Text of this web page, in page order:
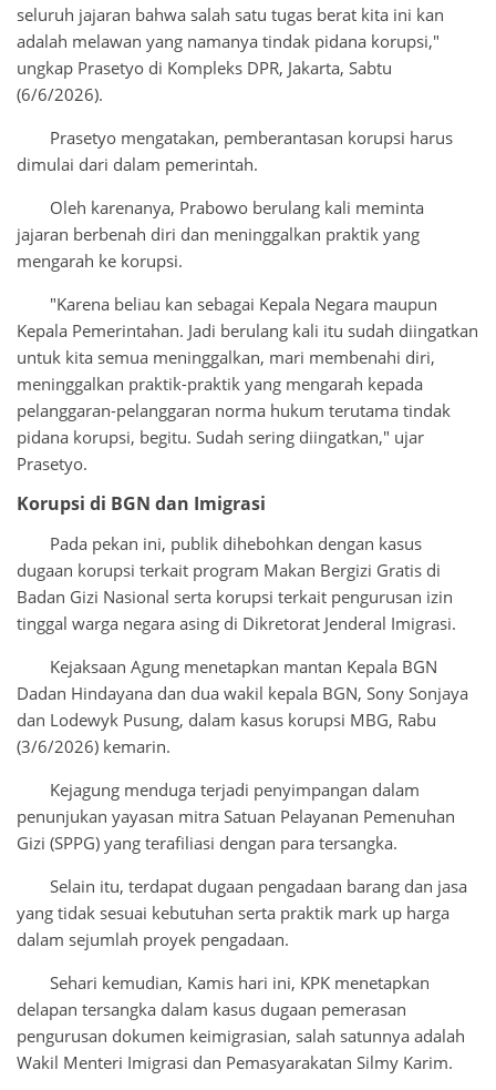
seluruh jajaran bahwa salah satu tugas berat kita ini kan
adalah melawan yang namanya tindak pidana korupsi,"
ungkap Prasetyo di Kompleks DPR, Jakarta, Sabtu
(6/6/2026).
Prasetyo mengatakan, pemberantasan korupsi harus
dimulai dari dalam pemerintah.
Oleh karenanya, Prabowo berulang kali meminta
jajaran berbenah diri dan meninggalkan praktik yang
mengarah ke korupsi.
"Karena beliau kan sebagai Kepala Negara maupun
Kepala Pemerintahan. Jadi berulang kali itu sudah diingatkan
untuk kita semua meninggalkan, mari membenahi diri,
meninggalkan praktik-praktik yang mengarah kepada
pelanggaran-pelanggaran norma hukum terutama tindak
pidana korupsi, begitu. Sudah sering diingatkan," ujar
Prasetyo.
Korupsi di BGN dan Imigrasi
Pada pekan ini, publik dihebohkan dengan kasus
dugaan korupsi terkait program Makan Bergizi Gratis di
Badan Gizi Nasional serta korupsi terkait pengurusan izin
tinggal warga negara asing di Dikretorat Jenderal Imigrasi.
Kejaksaan Agung menetapkan mantan Kepala BGN
Dadan Hindayana dan dua wakil kepala BGN, Sony Sonjaya
dan Lodewyk Pusung, dalam kasus korupsi MBG, Rabu
(3/6/2026) kemarin.
Kejagung menduga terjadi penyimpangan dalam
penunjukan yayasan mitra Satuan Pelayanan Pemenuhan
Gizi (SPPG) yang terafiliasi dengan para tersangka.
Selain itu, terdapat dugaan pengadaan barang dan jasa
yang tidak sesuai kebutuhan serta praktik mark up harga
dalam sejumlah proyek pengadaan.
Sehari kemudian, Kamis hari ini, KPK menetapkan
delapan tersangka dalam kasus dugaan pemerasan
pengurusan dokumen keimigrasian, salah satunnya adalah
Wakil Menteri Imigrasi dan Pemasyarakatan Silmy Karim.